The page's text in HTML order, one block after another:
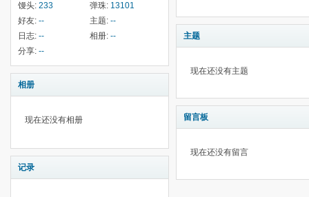
馒头: 233 弹珠: 13101
好友: -- 主题: --
日志: -- 相册: --
分享: --
相册
现在还没有相册
记录
主题
现在还没有主题
留言板
现在还没有留言